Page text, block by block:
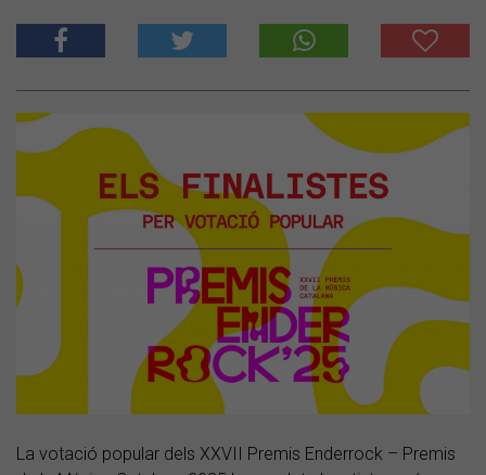
La votació popular dels XXVII Premis Enderrock – Premis